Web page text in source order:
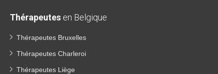
Thérapeutes en Belgique
Thérapeutes Bruxelles
Thérapeutes Charleroi
Thérapeutes Liège